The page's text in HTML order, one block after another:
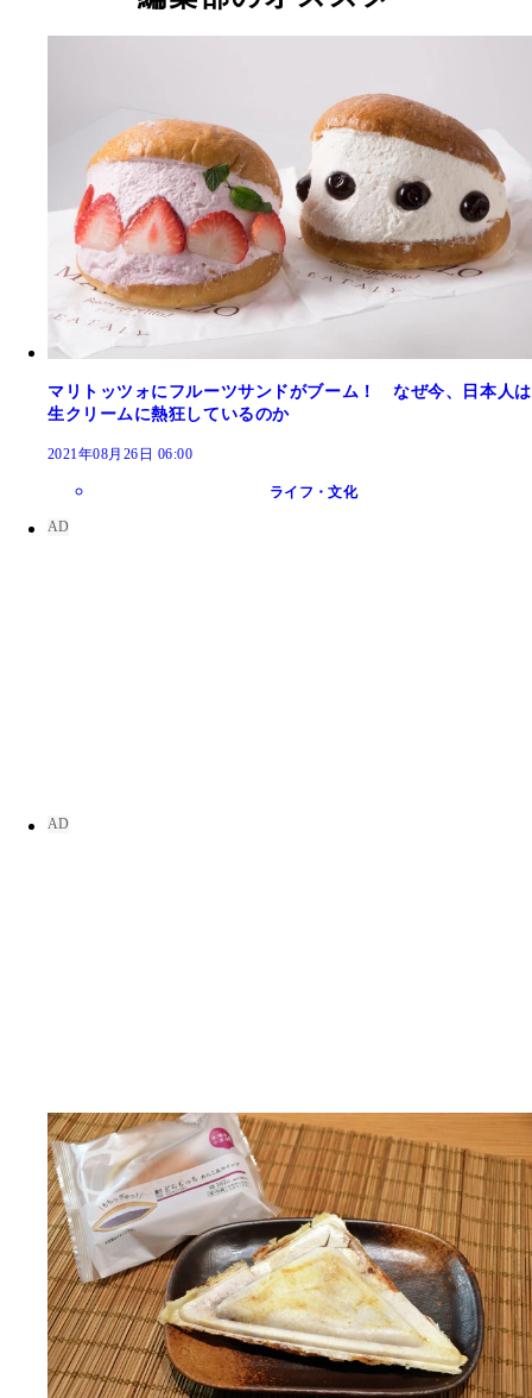
マリトッツォにフルーツサンドがブーム！ なぜ今、日本人は
生クリームに熱狂しているのか
2021年08月26日 06:00
ライフ・文化